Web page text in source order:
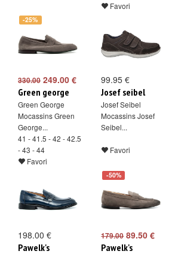
Favori
-25%
330.00 249.00 €
Green george
Green George
Mocassins Green
George...
41 - 41.5 - 42 - 42.5
- 43 - 44
Favori
99.95 €
Josef seibel
Josef Seibel
Mocassins Josef
Seibel...
Favori
198.00 €
Pawelk's
-50%
179.0089.50 €
Pawelk's